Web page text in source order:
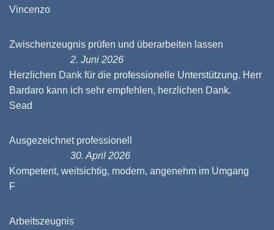
Vincenzo
Zwischenzeugnis prüfen und überarbeiten lassen
2. Juni 2026
Herzlichen Dank für die professionelle Unterstützung. Herr
Bardaro kann ich sehr empfehlen, herzlichen Dank.
Sead
Ausgezeichnet professionell
30. April 2026
Kompetent, weitsichtig, modern, angenehm im Umgang
F
Arbeitszeugnis